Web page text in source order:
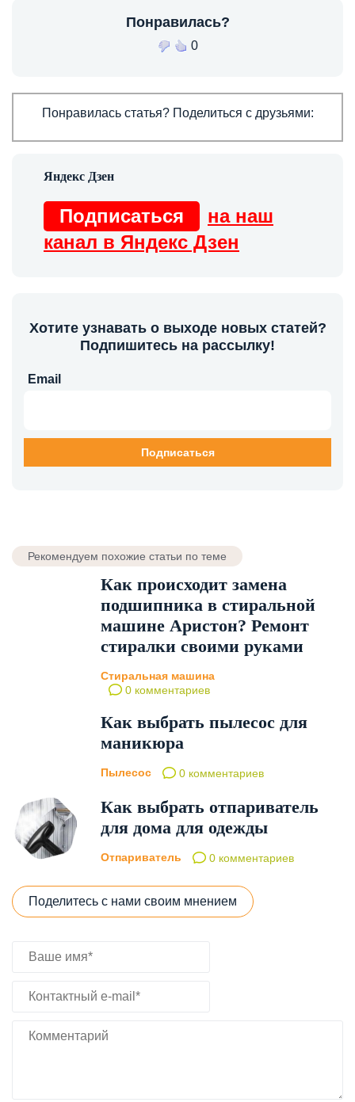
Понравилась?
0
Понравилась статья? Поделиться с друзьями:
Подписаться
на наш
канал в Яндекс Дзен
Хотите узнавать о выходе новых статей?
Подпишитесь на рассылку!
Email
Рекомендуем похожие статьи по теме
Как происходит замена
подшипника в стиральной
машине Aристон? Ремонт
стиралки своими руками
Стиральная машина
0 комментариев
Как выбрать пылесос для
маникюра
Пылесос 0 комментариев
Как выбрать отпариватель
для дома для одежды
Отпариватель 0 комментариев
Поделитесь с нами своим мнением